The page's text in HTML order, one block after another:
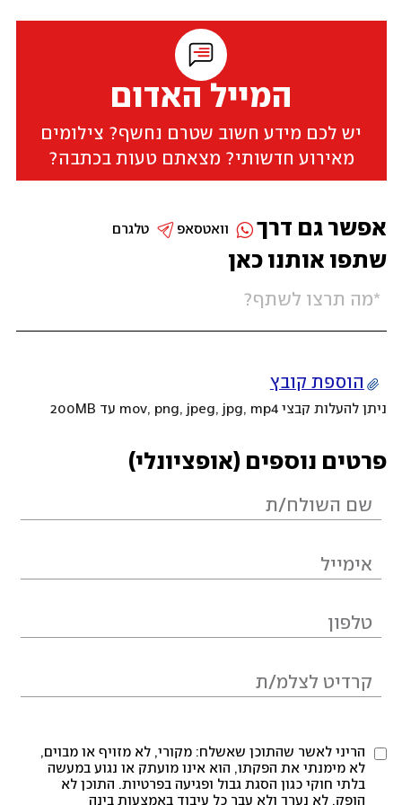
המייל האדום
יש לכם מידע חשוב שטרם נחשף? צילומים
מאירוע חדשותי? מצאתם טעות בכתבה?
שתפו אותנו כאן
הוספת קובץ
ניתן להעלות קבצי mov, png, jpeg, jpg, mp4 עד 200MB
פרטים נוספים (אופציונלי)
הריני לאשר שהתוכן שאשלח: מקורי, לא מזויף או מבוים,
לא מימנתי את הפקתו, הוא אינו מועתק או נגוע במעשה
בלתי חוקי כגון הסגת גבול ופגיעה בפרטיות. התוכן לא
הופק, לא נערך ולא עבר כל עיבוד באמצעות בינה
אפשר גם דרך טלגרם וואטסאפ